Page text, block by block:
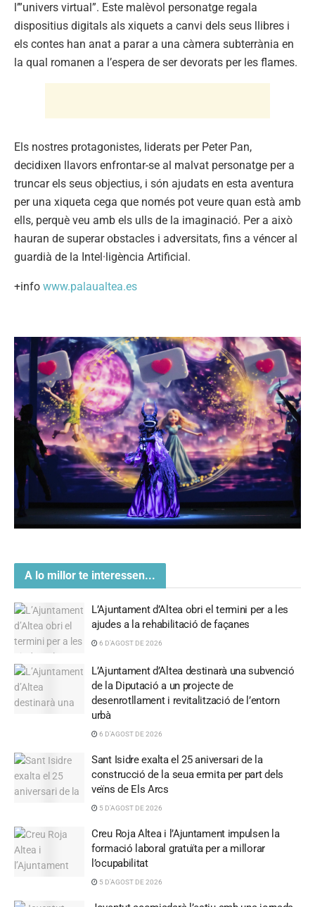
l’”univers virtual”. Este malèvol personatge regala
dispositius digitals als xiquets a canvi dels seus llibres i
els contes han anat a parar a una càmera subterrània en
la qual romanen a l’espera de ser devorats per les flames.
Els nostres protagonistes, liderats per Peter Pan,
decidixen llavors enfrontar-se al malvat personatge per a
truncar els seus objectius, i són ajudats en esta aventura
per una xiqueta cega que només pot veure quan està amb
ells, perquè veu amb els ulls de la imaginació. Per a això
hauran de superar obstacles i adversitats, fins a véncer al
guardià de la Intel·ligència Artificial.
+info www.palaualtea.es
A lo millor te interessen...
L’Ajuntament d’Altea obri el termini per a les
ajudes a la rehabilitació de façanes
6 D'AGOST DE 2026
L’Ajuntament d’Altea destinarà una subvenció
de la Diputació a un projecte de
desenrotllament i revitalització de l’entorn
urbà
6 D'AGOST DE 2026
Sant Isidre exalta el 25 aniversari de la
construcció de la seua ermita per part dels
veïns de Els Arcs
5 D'AGOST DE 2026
Creu Roja Altea i l’Ajuntament impulsen la
formació laboral gratuïta per a millorar
l’ocupabilitat
5 D'AGOST DE 2026